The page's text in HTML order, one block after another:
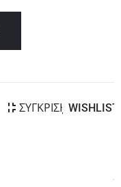
ΣΥΓΚΡΙΣΗ WISHLIST